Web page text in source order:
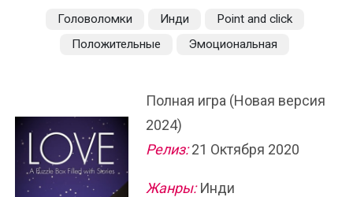
Головоломки Инди
Point and click
Положительные
Эмоциональная
Полная игра (Новая версия
2024)
Релиз:21 Октября 2020
Жанры:Инди